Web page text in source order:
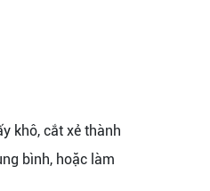
khô, cắt xẻ thành
bình, hoặc làm